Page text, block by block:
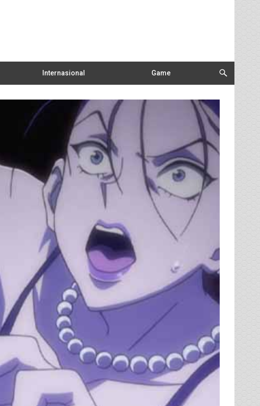
Internasional Game